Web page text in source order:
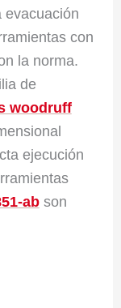
evacuación
con
la norma.
de
woodruff
ejecución
abson